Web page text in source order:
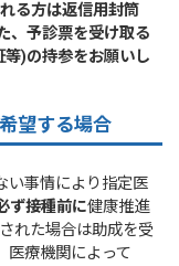
る方は返信用封筒
、予診票を受け取る
)の持参をお願いし
望する場合
い事情により指定医
ず接種前に健康推進
れた場合は助成を受
医療機関によって